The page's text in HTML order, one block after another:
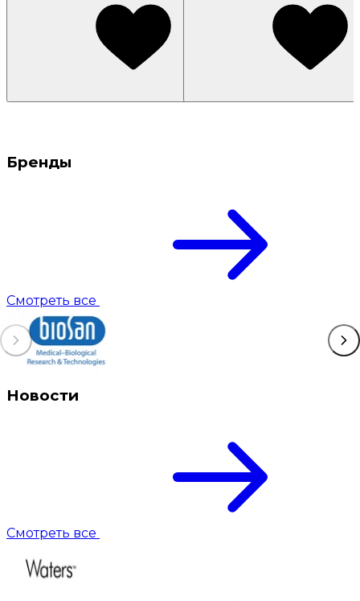
Бренды
Смотреть все
Новости
Смотреть все